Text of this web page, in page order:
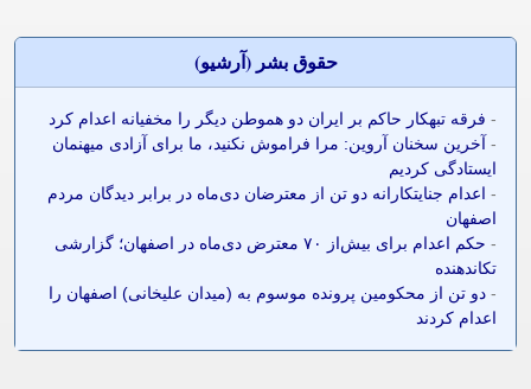
حقوق بشر (آرشيو)
- فرقه تبهکار حاکم بر ایران دو هموطن دیگر را مخفیانه اعدام کرد
- آخرین سخنان آروین: مرا فراموش نکنید، ما برای آزادی میهنمان
ایستادگی کردیم
- اعدام جنایتکارانه دو تن از معترضان دی‌ماه در برابر دیدگان مردم
اصفهان
-
حکم اعدام برای بیش‌از ۷۰ معترض دی‌ماه در اصفهان؛ گزارشی
تکاندهنده
- دو تن از محکومین پرونده موسوم به (میدان علیخانی) اصفهان را
اعدام کردند